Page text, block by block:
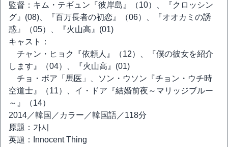
監督：キム・テギュン『彼岸島』（10）、『クロッシン
グ』(08)、『百万長者の初恋』（06）、『オオカミの誘
惑』（05）、『火山高』(01)
キャスト：
チャン・ヒョク『依頼人』（12）、『僕の彼女を紹介
します』（04）、『火山高』(01)
チョ・ボア「馬医」、ソン・ウソン『チョン・ウチ時
空道士』（11）、イ・ドア『結婚前夜～マリッジブルー
～』（14）
2014／韓国／カラー／韓国語／118分
原題：가시
英題：Innocent Thing